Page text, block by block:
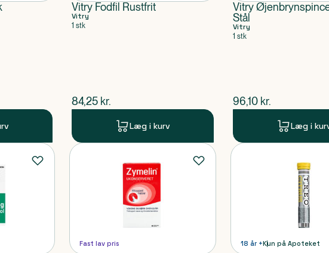
Vitry Fodfil Rustfrit
Vitry
1 stk
$nuværende pris
84,25 kr.
Læg i kurv
Vitry
Stål
Vitry
1 stk
$nuværende pris
96,10 kr.
Læg i
Fast lav pris 18 år +Kun på Apoteket